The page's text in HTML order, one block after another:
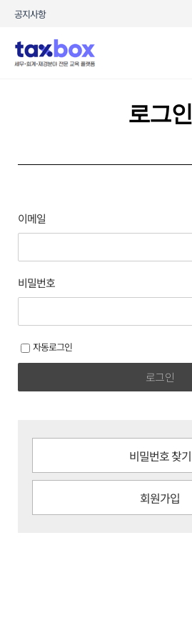
콘텐츠로
공지사항
로그인
이메일
비밀번호
자동로그인
로그인
비밀번호 찾기
회원가입